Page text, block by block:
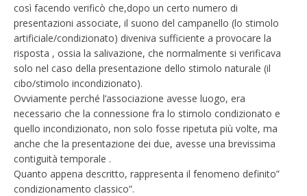
così facendo verificò che,dopo un certo numero di
presentazioni associate, il suono del campanello (lo stimolo
artificiale/condizionato) diveniva sufficiente a provocare la
risposta , ossia la salivazione, che normalmente si verificava
solo nel caso della presentazione dello stimolo naturale (il
cibo/stimolo incondizionato).
Ovviamente perché l’associazione avesse luogo, era
necessario che la connessione fra lo stimolo condizionato e
quello incondizionato, non solo fosse ripetuta più volte, ma
anche che la presentazione dei due, avesse una brevissima
contiguità temporale .
Quanto appena descritto, rappresenta il fenomeno definito”
condizionamento classico”.